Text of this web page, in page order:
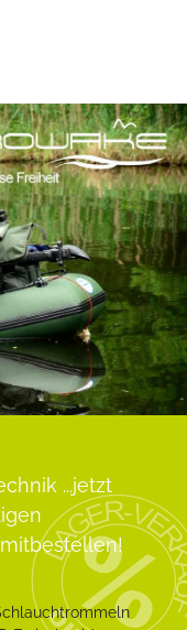
...jetzt
mitbestellen!